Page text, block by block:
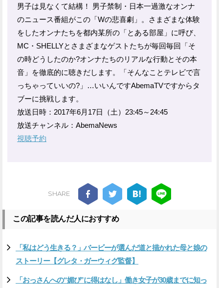
男子は見なくて結構！ 男子禁制・日本一過激なオンナ
のニュース番組がこの「Wの悲喜劇」。さまざまな体験
をしたオンナたちを都内某所の「とある部屋」に呼び、
MC・SHELLYとさまざまなゲストたちが毎回毎回「そ
の時どうしたのか?オンナたちのリアルな行動とその本
音」を徹底的に聴きだします。「そんなことテレビで言
っちゃっていいの?」…いいんですAbemaTVですからタ
ブーに挑戦します。
放送日時：2017年6月17日（土）23:45～24:45
放送チャンネル：AbemaNews
視聴予約
SHARE
この記事を読んだ人におすすめ
「私はどう生きる？」バービーが選んだ道と描かれた母と娘の
ストーリー【グレタ・ガーウィグ監督】
「おっさんへの“媚び”に得はなし」働き女子が30歳までに知っ